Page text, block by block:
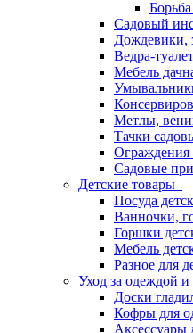
Садовый
Дождевики,
Ведра-
Мебель
Метлы,
Тачки
Ограждения
Садовые
Детские товары
Посуда
Ванночки,
Горшки
Мебель
Разное для
Уход за одеждой
Доски
Кофры для
Аксессуары